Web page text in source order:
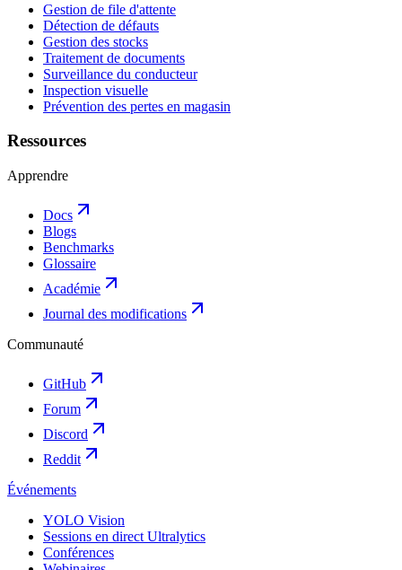
Gestion de file d'attente
Détection de défauts
Gestion des stocks
Traitement de documents
Surveillance du conducteur
Inspection visuelle
Prévention des pertes en magasin
Ressources
Apprendre
Docs
Blogs
Benchmarks
Glossaire
Académie
Journal des modifications
Communauté
GitHub
Forum
Discord
Reddit
Événements
YOLO Vision
Sessions en direct Ultralytics
Conférences